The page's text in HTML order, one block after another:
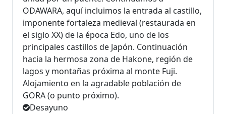
ODAWARA, aquí incluimos la entrada al castillo,
imponente fortaleza medieval (restaurada en
el siglo XX) de la época Edo, uno de los
principales castillos de Japón. Continuación
hacia la hermosa zona de Hakone, región de
lagos y montañas próxima al monte Fuji.
Alojamiento en la agradable población de
GORA (o punto próximo).
Desayuno